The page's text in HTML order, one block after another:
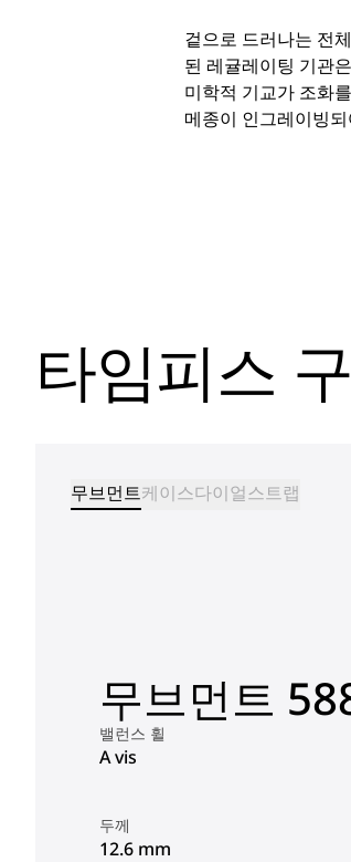
겉으로 드러나는 전
된 레귤레이팅 기관
미학적 기교가 조화
메종이 인그레이빙
타임피스
무브먼트케이스다이얼스트랩
무브먼트
밸런스 휠
A vis
두께
12.6 mm